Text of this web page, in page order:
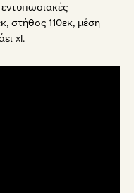
στήθος 110εκ, μέση
xl.